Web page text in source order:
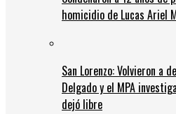
homicidio de Lucas Ariel
San Lorenzo: Volvieron a
Delgado y el MPA
dejó libre